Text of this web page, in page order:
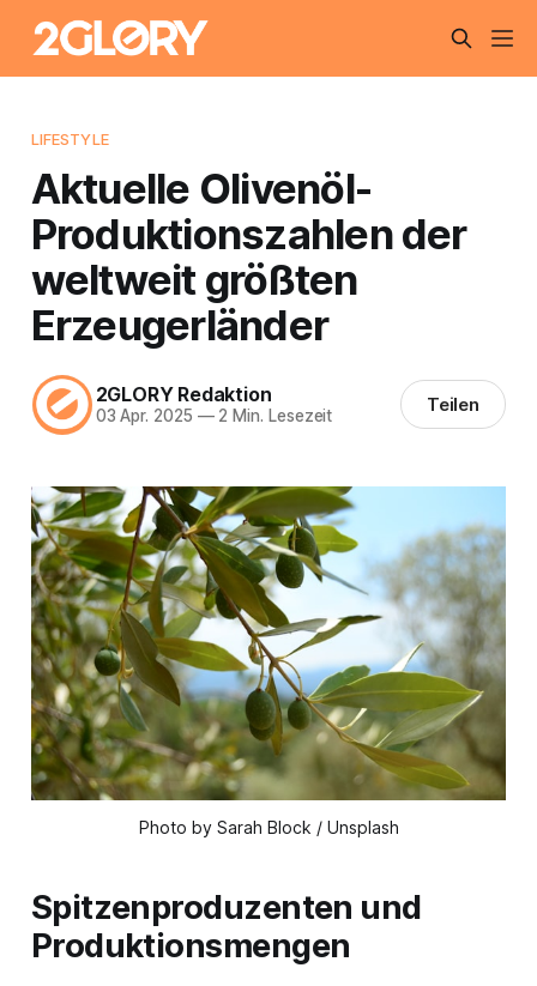
LIFESTYLE
Aktuelle Olivenöl-
Produktionszahlen der
weltweit größten
Erzeugerländer
2GLORY Redaktion
03 Apr. 2025 —2 Min. Lesezeit Teilen
Photo by Sarah Block / Unsplash
Spitzenproduzenten und
Produktionsmengen